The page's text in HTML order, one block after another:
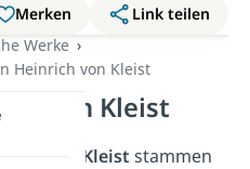
Merken
Link teilen
Werke
Heinrich von Kleist
von Kleist
von Kleist stammen